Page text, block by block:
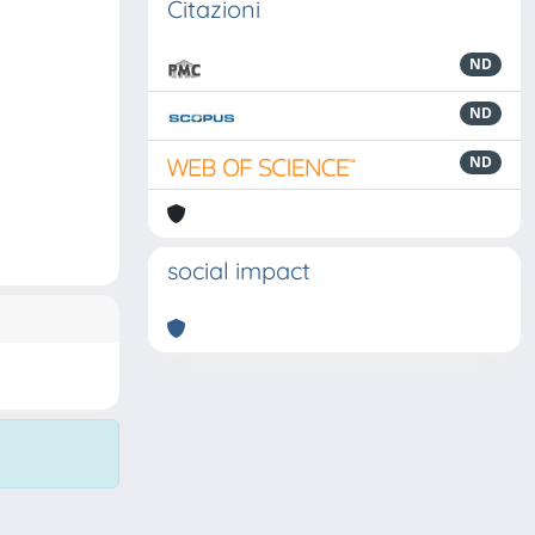
Citazioni
ND
ND
ND
social impact